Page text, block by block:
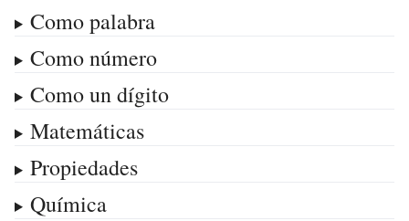
Como palabra
Como número
Como un dígito
Matemáticas
Propiedades
Química